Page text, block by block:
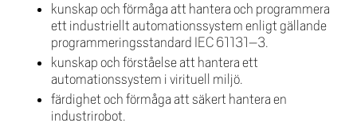
kunskap och förmåga att hantera och programmera
ett industriellt automationssystem enligt gällande
programmeringsstandard IEC 61131–3.
kunskap och förståelse att hantera ett
automationssystem i virituell miljö.
färdighet och förmåga att säkert hantera en
industrirobot.